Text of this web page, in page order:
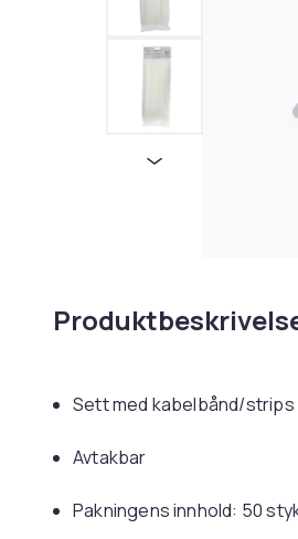
Sett med kabelbånd/strips
Avtakbar
Pakningens innhold: 50